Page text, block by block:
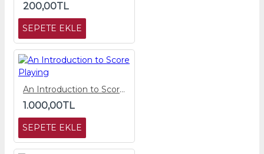
200,00TL
SEPETE EKLE
An Introduction to Score Playing
1.000,00TL
SEPETE EKLE